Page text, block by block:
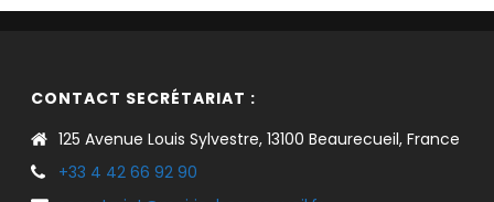
CONTACT SECRÉTARIAT :
125 Avenue Louis Sylvestre, 13100 Beaurecueil, France
+33 4 42 66 92 90